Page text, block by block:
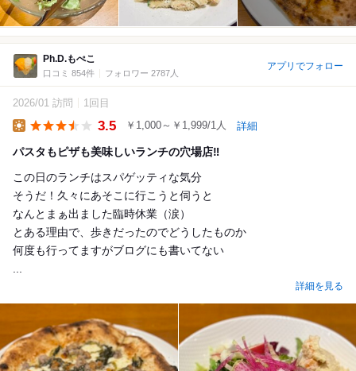
Ph.D.もぺこ
口コミ 854件 フォロワー 2787人
アプリでフォロー
2026/01 訪問 1回目
3.5 ￥1,000～￥1,999/1人 詳細
パスタもピザも美味しいランチの穴場店‼️
この日のランチはスパゲッティな気分
そうだ！久々にあそこに行こうと伺うと
なんとまぁ出ました臨時休業（涙）
とある理由で、歩きだったのでどうしたものか
何度も行ってますがブログにも書いてない
詳細を見る